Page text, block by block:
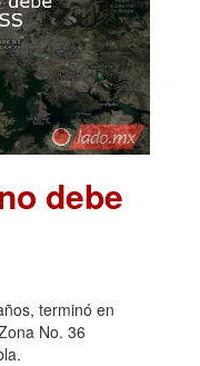
debe
terminó en
No. 36